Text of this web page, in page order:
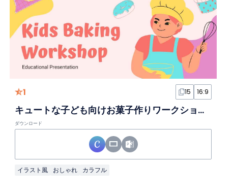
1 15 16:9
キュートな子ども向けお菓子作りワークショップスライド
ダウンロード
イラスト風 おしゃれ カラフル